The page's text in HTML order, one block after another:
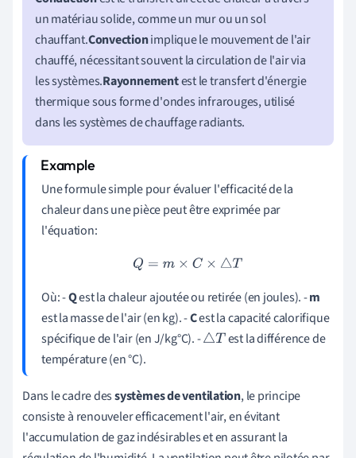
un matériau solide, comme un mur ou un sol
chauffant.Convectionimplique le mouvement de l'air
chauffé, nécessitant souvent la circulation de l'air via
les systèmes.Rayonnementest le transfert d'énergie
thermique sous forme d'ondes infrarouges, utilisé
dans les systèmes de chauffage radiants.
Une formule simple pour évaluer l'efficacité de la
chaleur dans une pièce peut être exprimée par
l'équation:
Q=m× C×△T
Où: -Qest la chaleur ajoutée ou retirée (en joules). -m
est la masse de l'air (en kg). -Cest la capacité calorifique
spécifique de l'air (en J/kg°C). -△T est la différence de
température (en °C).
Dans le cadre dessystèmes de ventilation, le principe
consiste à renouveler efficacement l'air, en évitant
l'accumulation de gaz indésirables et en assurant la